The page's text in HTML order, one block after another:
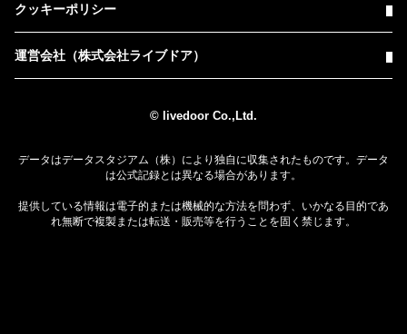
クッキーポリシー
運営会社（株式会社ライブドア）
© livedoor Co.,Ltd.
データはデータスタジアム（株）により独自に収集されたものです。データ
は公式記録とは異なる場合があります。
提供している情報は電子的または機械的な方法を問わず、いかなる目的であ
れ無断で複製または転送・販売等を行うことを固く禁じます。